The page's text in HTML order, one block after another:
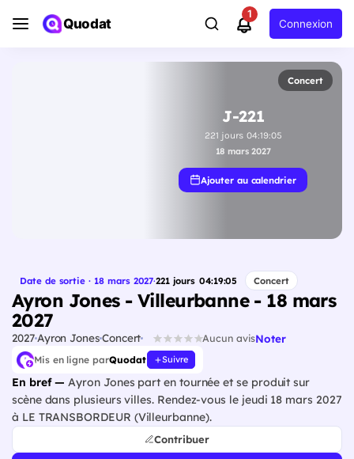
Quodat
1
Connexion
Concert
J-221
221 jours 04:19:04
18 mars 2027
Ajouter au calendrier
Date de sortie · 18 mars 2027·221 jours 04:19:04 Concert
Ayron Jones - Villeurbanne - 18 mars
2027
2027Ayron JonesConcert Aucun avisNoter
Mis en ligne parQuodat Suivre
En bref — Ayron Jones part en tournée et se produit sur
scène dans plusieurs villes. Rendez-vous le jeudi 18 mars 2027
à LE TRANSBORDEUR (Villeurbanne).
Contribuer